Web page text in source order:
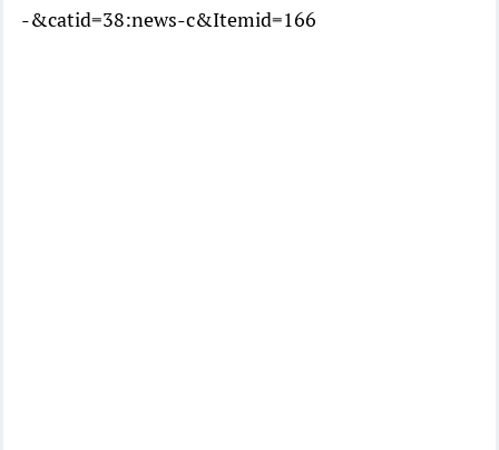
-&catid=38:news-c&Itemid=166